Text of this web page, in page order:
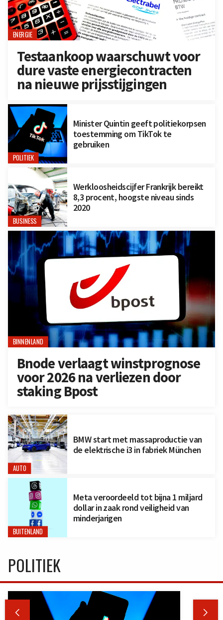
ENERGIE
Testaankoop waarschuwt voor
dure vaste energiecontracten
na nieuwe prijsstijgingen
POLITIEK
Minister Quintin geeft politiekorpsen
toestemming om TikTok te
gebruiken
BUSINESS
Werkloosheidscijfer Frankrijk bereikt
8,3 procent, hoogste niveau sinds
2020
BINNENLAND
Bnode verlaagt winstprognose
voor 2026 na verliezen door
staking Bpost
AUTO
BMW start met massaproductie van
de elektrische i3 in fabriek München
BUITENLAND
Meta veroordeeld tot bijna 1 miljard
dollar in zaak rond veiligheid van
minderjarigen
POLITIEK
 